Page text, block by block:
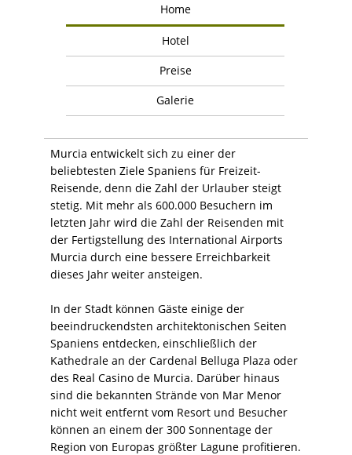
Home
Hotel
Preise
Galerie
Murcia entwickelt sich zu einer der
beliebtesten Ziele Spaniens für Freizeit-
Reisende, denn die Zahl der Urlauber steigt
stetig. Mit mehr als 600.000 Besuchern im
letzten Jahr wird die Zahl der Reisenden mit
der Fertigstellung des International Airports
Murcia durch eine bessere Erreichbarkeit
dieses Jahr weiter ansteigen.
In der Stadt können Gäste einige der
beeindruckendsten architektonischen Seiten
Spaniens entdecken, einschließlich der
Kathedrale an der Cardenal Belluga Plaza oder
des Real Casino de Murcia. Darüber hinaus
sind die bekannten Strände von Mar Menor
nicht weit entfernt vom Resort und Besucher
können an einem der 300 Sonnentage der
Region von Europas größter Lagune profitieren.